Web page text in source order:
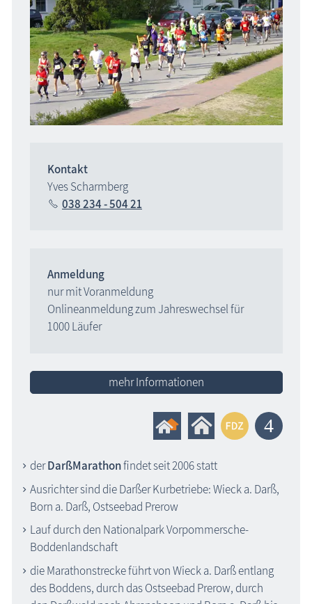
Kontakt
Yves Scharmberg
038 234 - 504 21
Anmeldung
nur mit Voranmeldung
Onlineanmeldung zum Jahreswechsel für
1000 Läufer
mehr Informationen
derDarßMarathonfindet seit 2006 statt
Ausrichter sind die Darßer Kurbetriebe: Wieck a. Darß,
Born a. Darß, Ostseebad Prerow
Lauf durch den Nationalpark Vorpommersche-
Boddenlandschaft
die Marathonstrecke führt von Wieck a. Darß entlang
des Boddens, durch das Ostseebad Prerow, durch